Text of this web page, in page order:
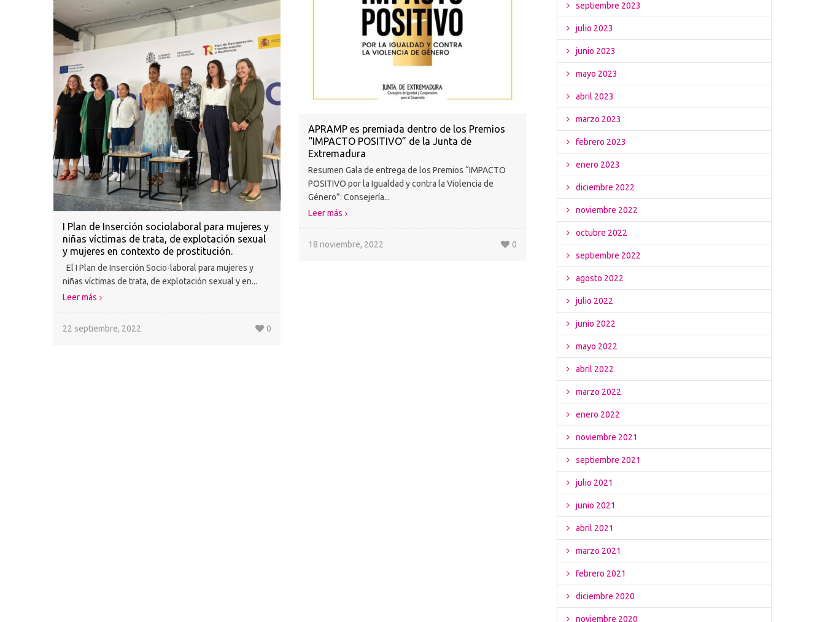
APRAMP es premiada dentro de los Premios
“IMPACTO POSITIVO” de la Junta de
Extremadura
Resumen Gala de entrega de los Premios “IMPACTO
POSITIVO por la Igualdad y contra la Violencia de
Género”: Consejería...
Leer más
18 noviembre, 2022 0
I Plan de Inserción sociolaboral para mujeres y
niñas víctimas de trata, de explotación sexual
y mujeres en contexto de prostitución.
El I Plan de Inserción Socio-laboral para mujeres y
niñas víctimas de trata, de explotación sexual y en...
Leer más
22 septiembre, 2022 0
septiembre 2023
julio 2023
junio 2023
mayo 2023
abril 2023
marzo 2023
febrero 2023
enero 2023
diciembre 2022
noviembre 2022
octubre 2022
septiembre 2022
agosto 2022
julio 2022
junio 2022
mayo 2022
abril 2022
marzo 2022
enero 2022
noviembre 2021
septiembre 2021
julio 2021
junio 2021
abril 2021
marzo 2021
febrero 2021
diciembre 2020
noviembre 2020